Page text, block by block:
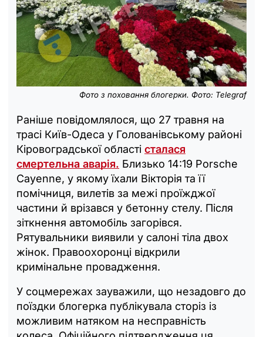
Фото з поховання блогерки. Фото: Telegraf
Раніше повідомлялося, що 27 травня на
трасі Київ-Одеса у Голованівському районі
Кіровоградської області сталася
смертельна аварія. Близько 14:19 Porsche
Cayenne, у якому їхали Вікторія та її
помічниця, вилетів за межі проїжджої
частини й врізався у бетонну стелу. Після
зіткнення автомобіль загорівся.
Рятувальники виявили у салоні тіла двох
жінок. Правоохоронці відкрили
кримінальне провадження.
У соцмережах зауважили, що незадовго до
поїздки блогерка публікувала сторіз із
можливим натяком на несправність